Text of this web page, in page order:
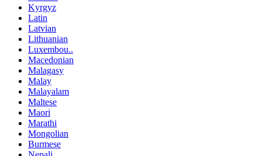
Kyrgyz
Latin
Latvian
Lithuanian
Luxembou..
Macedonian
Malagasy
Malay
Malayalam
Maltese
Maori
Marathi
Mongolian
Burmese